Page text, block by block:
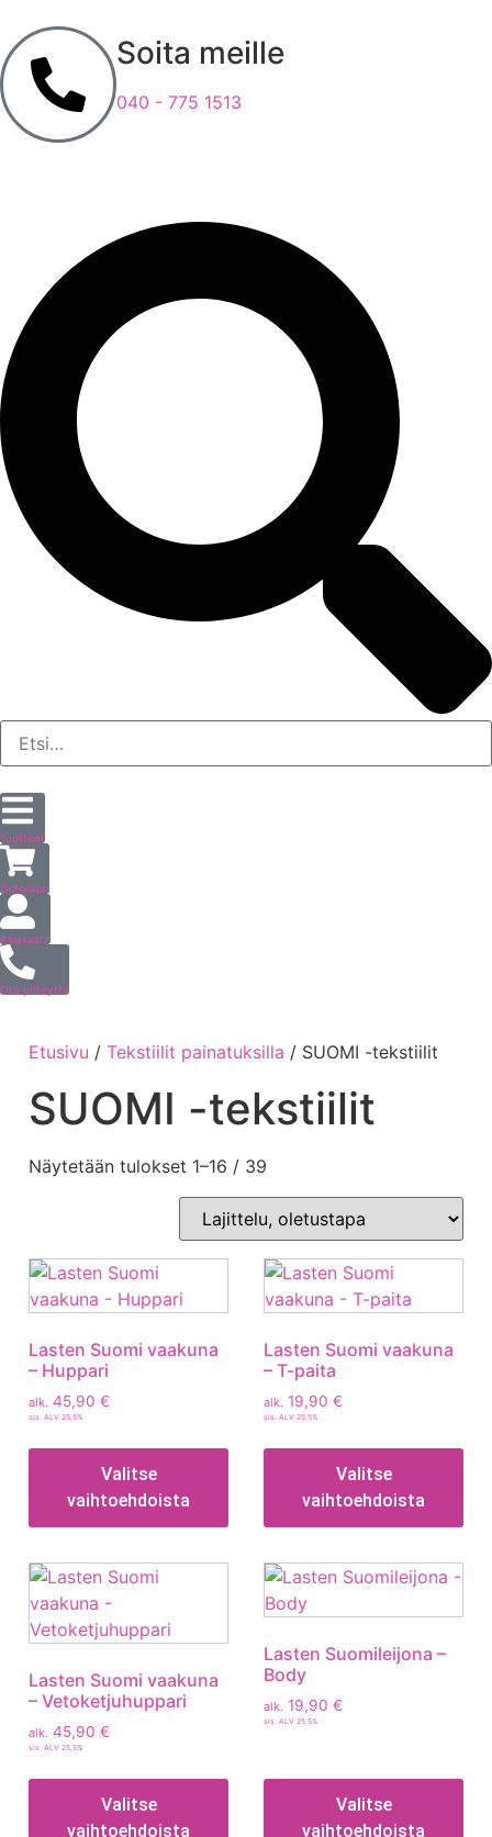
Soita meille
040 - 775 1513
Tuotteet
Ostoskori
Asiakastili
Ota yhteyttä
Etusivu / Tekstiilit painatuksilla / SUOMI -tekstiilit
SUOMI -tekstiilit
Näytetään tulokset 1–16 / 39
Lasten Suomi vaakuna
– Huppari
alk. 45,90 €
sis. ALV 25,5%
Valitse
vaihtoehdoista
Lasten Suomi vaakuna
– T-paita
alk. 19,90 €
sis. ALV 25,5%
Valitse
vaihtoehdoista
Lasten Suomi vaakuna
– Vetoketjuhuppari
alk. 45,90 €
sis. ALV 25,5%
Valitse
vaihtoehdoista
Lasten Suomileijona –
Body
alk. 19,90 €
sis. ALV 25,5%
Valitse
vaihtoehdoista